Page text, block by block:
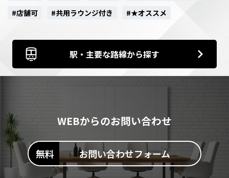
#店舗可
#共用ラウンジ付き #★オススメ
駅・主要な路線から探す
WEBからのお問い合わせ
お問い合わせフォーム